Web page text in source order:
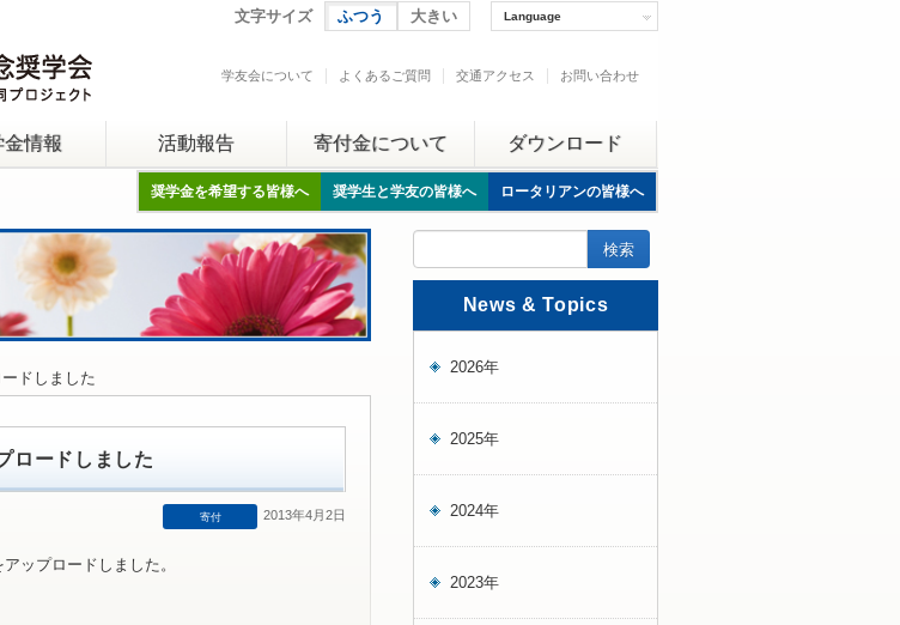
文字サイズ ふつう 大きい Language
学友会について よくあるご質問 交通アクセス お問い合わせ
金情報 活動報告 寄付金について ダウンロード
奨学金を希望する皆様へ 奨学生と学友の皆様へ ロータリアンの皆様へ
ドしました
ロードしました
寄付 2013年4月2日
ップロードしました。
News & Topics
2026年
2025年
2024年
2023年